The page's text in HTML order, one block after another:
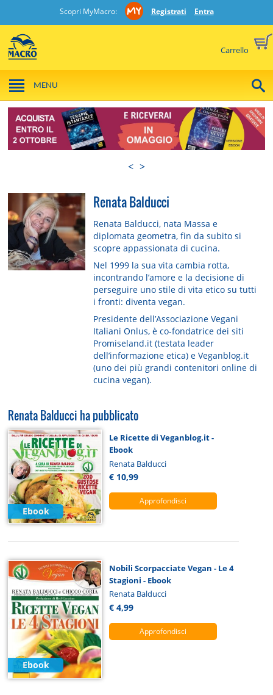
Scopri MyMacro: Registrati Entra
Carrello
MENU
< >
Renata Balducci
Renata Balducci, nata Massa e
diplomata geometra, fin da subito si
scopre appassionata di cucina.
Nel 1999 la sua vita cambia rotta,
incontrando l’amore e la decisione di
perseguire uno stile di vita etico su tutti
i fronti: diventa vegan.
Presidente dell’Associazione Vegani
Italiani Onlus, è co-fondatrice dei siti
Promiseland.it (testata leader
dell’informazione etica) e Veganblog.it
(uno dei più grandi contenitori online di
cucina vegan).
Renata Balducci ha pubblicato
Ebook
Le Ricette di Veganblog.it -
Ebook
Renata Balducci
€ 10,99
Approfondisci
Ebook
Nobili Scorpacciate Vegan - Le 4
Stagioni - Ebook
Renata Balducci
€ 4,99
Approfondisci